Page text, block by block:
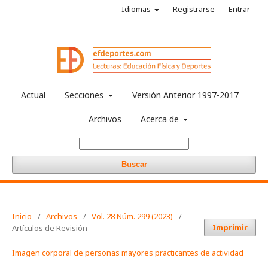
Actual Secciones Versión Anterior 1997-2017
Archivos Acerca de
Buscar
Idiomas Registrarse Entrar
Inicio / Archivos / Vol. 28 Núm. 299 (2023)
/
Artículos de Revisión
Imprimir
Imagen corporal de personas mayores practicantes de actividad